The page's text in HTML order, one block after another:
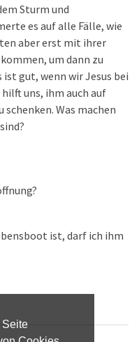
Sturm und
es auf alle Fälle, wie
aber erst mit ihrer
um dann zu
gut, wenn wir Jesus bei
uns, ihm auch auf
schenken. Was machen
ist, darf ich ihm